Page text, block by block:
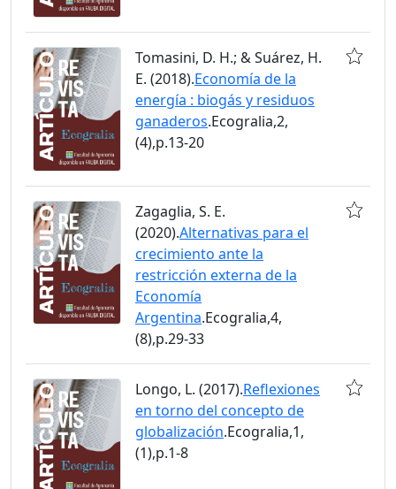
Tomasini, D. H.; & Suárez, H.
E. (2018).Economía de la
energía : biogás y residuos
ganaderos.Ecogralia,2,
(4),p.13-20
Zagaglia, S. E.
(2020).Alternativas para el
crecimiento ante la
restricción externa de la
Economía
Argentina.Ecogralia,4,
(8),p.29-33
Longo, L. (2017).Reflexiones
en torno del concepto de
globalización.Ecogralia,1,
(1),p.1-8